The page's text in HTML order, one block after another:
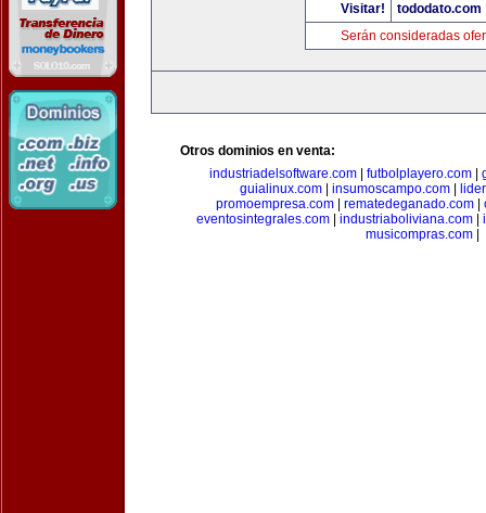
Visitar!
tododato.com
Serán consideradas
Otros dominios en venta:
industriadelsoftware.com| futbolplayero.com|
guialinux.com
insumoscampo.com
promoempresa.com| rematedeganado.com|
eventosintegrales.com| industriaboliviana.com|
musicompras.com|